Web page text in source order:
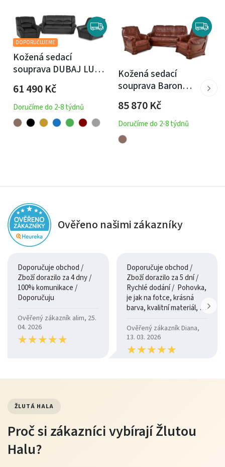
DOPORUČUJEME
Kožená sedací
souprava DUBAJ LUX
61 490Kč
Doručíme do 2-8 týdnů
Kožená sedací
souprava Baron
85 870Kč
Doručíme do 2-8 týdnů
Ověřeno našimi zákazníky
Doporučuje obchod /
Zboží dorazilo za 4 dny /
100% komunikace /
Doporučuju
Ověřený zákazník alim, 25.
04. 2026
★★★★★
★★★★★
Doporučuje obchod /
Zboží dorazilo za 5 dní /
Rychlé dodání / Pohovka,
je jak na fotce, krásná
barva, kvalitní materiál, a
Ověřený zákazník Diana,
13. 03. 2026
★★★★★
★★★★★
ŽLUTÁ HALA
Proč si zákazníci vybírají Žlutou
Halu?